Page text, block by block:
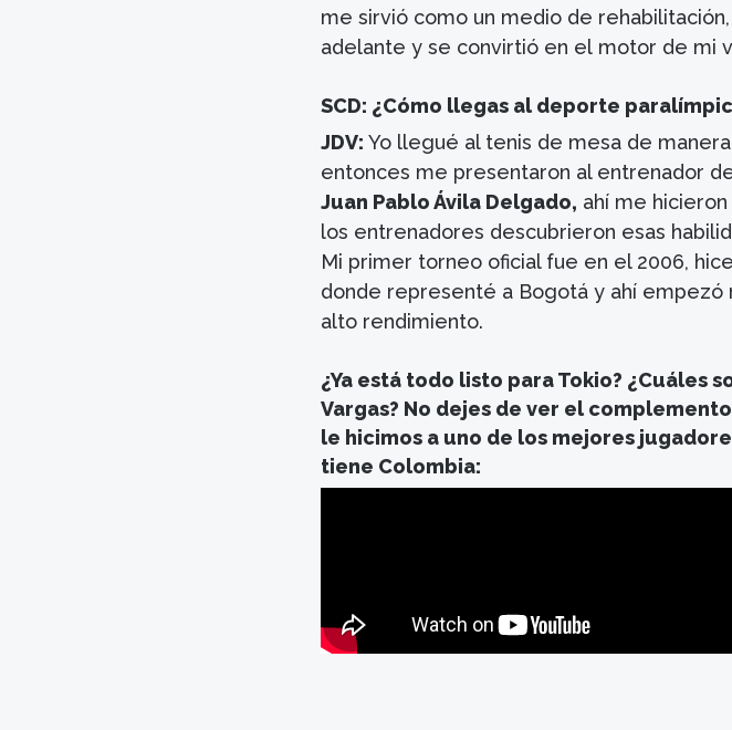
me sirvió como un medio de
adelante y se convirtió en el motor de mi
SCD: ¿Cómo llegas al deporte
JDV: Yo llegué al tenis de mesa de
entonces me presentaron al entrenador
Juan Pablo Ávila Delgado, ahí me
los entrenadores descubrieron esas
Mi primer torneo oficial fue en el 2006,
donde representé a Bogotá y ahí
alto rendimiento.
¿Ya está todo listo para Tokio? ¿Cuáles
Vargas? No dejes de ver el
le hicimos a uno de los mejores
tiene Colombia: